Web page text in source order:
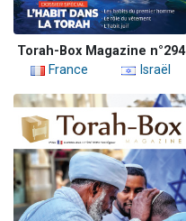
Torah-Box Magazine n°294
France
Israël